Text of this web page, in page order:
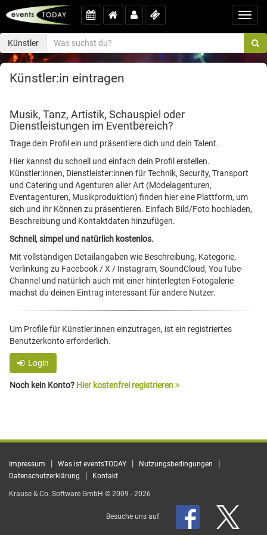
Künstler
Künstler:in eintragen
Musik, Tanz, Artistik, Schauspiel oder
Dienstleistungen im Eventbereich?
Trage dein Profil ein und präsentiere dich und dein Talent.
Hier kannst du schnell und einfach dein Profil erstellen.
Künstler:innen, Dienstleister:innen für Technik, Security, Transport
und Catering und Agenturen aller Art (Modelagenturen,
Eventagenturen, Musikproduktion) finden hier eine Plattform, um
sich und ihr Können zu präsentieren. Einfach Bild/Foto hochladen,
Beschreibung und Kontaktdaten hinzufügen.
Schnell, simpel und natürlich kostenlos.
Mit vollständigen Detailangaben wie Beschreibung, Kategorie,
Verlinkung zu Facebook / X / Instagram, SoundCloud, YouTube-
Channel und natürlich auch mit einer hinterlegten Fotogalerie
machst du deinen Eintrag interessant für andere Nutzer.
Um Profile für Künstler:innen einzutragen, ist ein registriertes
Benutzerkonto erforderlich.
Login
Noch kein Konto? Hier kostenfrei registrieren
Impressum | Was ist eventsTODAY | Nutzungsbedingungen |
Datenschutzerklärung | Kontakt
Krause & Co. Software GmbH © 2009 - 2026
Besuche uns auf